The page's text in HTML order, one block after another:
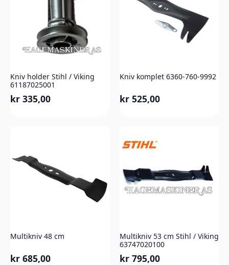
Kniv holder Stihl / Viking
61187025001
kr 335,00
Kniv komplet 6360-760-9992
kr 525,00
Multikniv 48 cm
kr 685,00
Multikniv 53 cm Stihl / Viking
63747020100
kr 795,00